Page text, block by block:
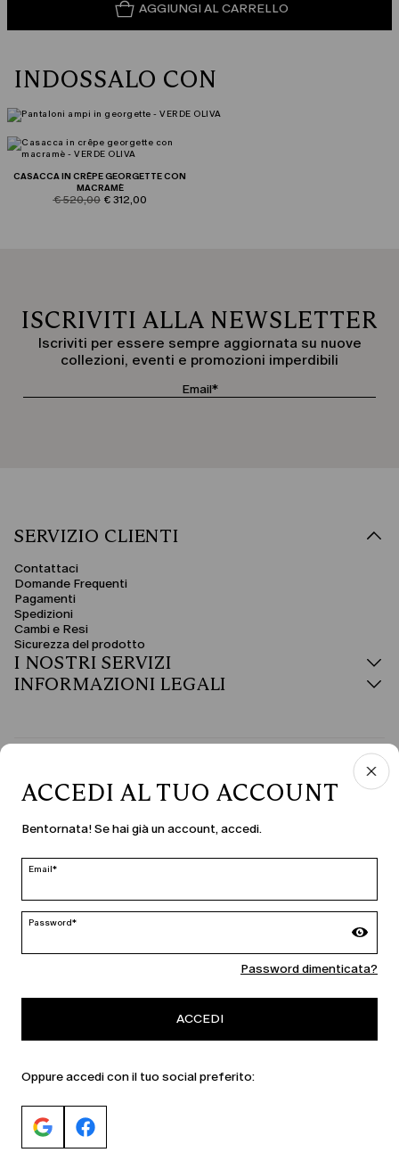
AGGIUNGI AL CARRELLO
INDOSSALO CON
CASACCA IN CRÊPE GEORGETTE CON
MACRAMÈ
product.price.original
€ 520,00 product.price.sale
€ 312,00
ISCRIVITI ALLA NEWSLETTER
Iscriviti per essere sempre aggiornata su nuove
collezioni, eventi e promozioni imperdibili
SERVIZIO CLIENTI
Contattaci
Domande Frequenti
Pagamenti
Spedizioni
Cambi e Resi
Sicurezza del prodotto
I NOSTRI SERVIZI
INFORMAZIONI LEGALI
PAESE E LINGUA
modifica
MARINA RINALDI
PERSONA
ACCEDI AL TUO ACCOUNT
Bentornata! Se hai già un account, accedi.
Email*
Password*
Password dimenticata?
ACCEDI
Oppure accedi con il tuo social preferito: